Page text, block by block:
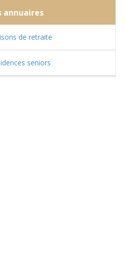
annuaires
de retraite
seniors